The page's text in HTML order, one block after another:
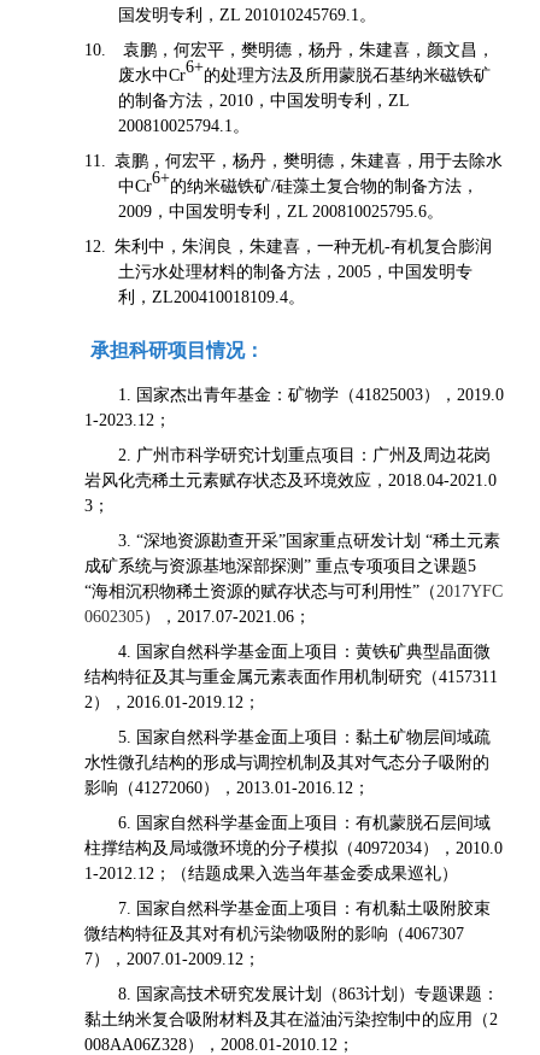
国发明专利， ZL 201010245769.1 。
10.
袁鹏，何宏平，樊明德，杨丹，朱建喜，颜文昌，
废水中Cr6+的处理方法及所用蒙脱石基纳米磁铁矿
的制备方法， 2010 ，中国发明专利， ZL
200810025794.1 。
11. 袁鹏，何宏平，杨丹，樊明德，朱建喜，用于去除水
中Cr6+的纳米磁铁矿/硅藻土复合物的制备方法，
2009 ，中国发明专利， ZL 200810025795.6。
12. 朱利中，朱润良，朱建喜，一种无机-有机复合膨润
土污水处理材料的制备方法， 2005 ，中国发明专
利， ZL200410018109.4。
承担科研项目情况：
1. 国家杰出青年基金：矿物学（41825003）， 2019.0
1-2023.12 ；
2. 广州市科学研究计划重点项目：广州及周边花岗
岩风化壳稀土元素赋存状态及环境效应， 2018.04-2021.0
3 ；
3. “深地资源勘查开采”国家重点研发计划 “稀土元素
成矿系统与资源基地深部探测 ” 重点专项项目之课题5
“海相沉积物稀土资源的赋存状态与可利用性” （2017YFC
0602305）， 2017.07-2021.06 ；
4. 国家自然科学基金面上项目：黄铁矿典型晶面微
结构特征及其与重金属元素表面作用机制研究（4157311
2）， 2016.01-2019.12 ；
5. 国家自然科学基金面上项目：黏土矿物层间域疏
水性微孔结构的形成与调控机制及其对气态分子吸附的
影响（41272060）， 2013.01-2016.12 ；
6. 国家自然科学基金面上项目：有机蒙脱石层间域
柱撑结构及局域微环境的分子模拟（40972034）， 2010.0
1-2012.12 ；（结题成果入选当年基金委成果巡礼）
7. 国家自然科学基金面上项目：有机黏土吸附胶束
微结构特征及其对有机污染物吸附的影响（4067307
7）， 2007.01-2009.12 ；
8. 国家高技术研究发展计划（863计划）专题课题：
黏土纳米复合吸附材料及其在溢油污染控制中的应用（2
008AA06Z328）， 2008.01-2010.12 ；